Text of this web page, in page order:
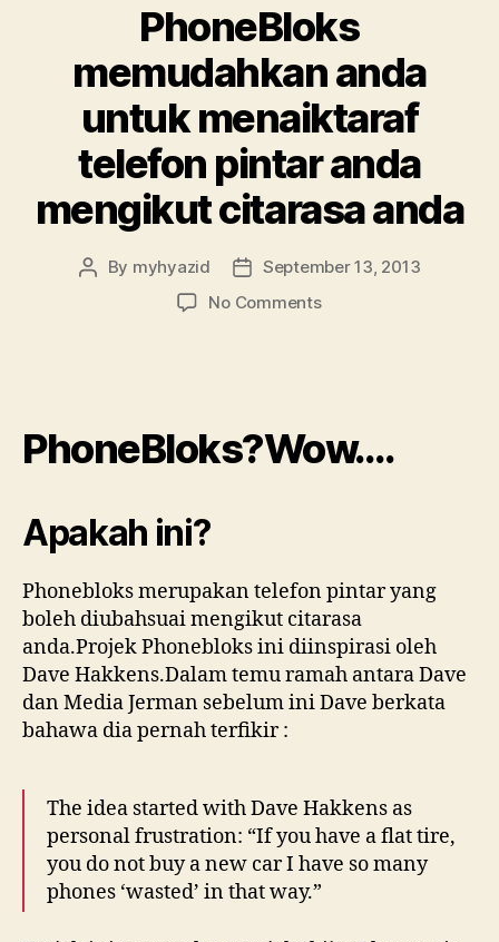
PhoneBloks
memudahkan anda
untuk menaiktaraf
telefon pintar anda
mengikut citarasa anda
Post
By myhyazid
Post
date
September 13, 2013
No Commentson
telefon
PhoneBloks?Wow….
Apakah ini?
Phonebloks merupakan telefon pintar yang
boleh diubahsuai mengikut citarasa
anda.Projek Phonebloks ini diinspirasi oleh
Dave Hakkens.Dalam temu ramah antara Dave
dan Media Jerman sebelum ini Dave berkata
bahawa dia pernah terfikir :
The idea started with Dave Hakkens as
personal frustration: “If you have a flat tire,
you do not buy a new car I have so many
phones ‘wasted’ in that way.”